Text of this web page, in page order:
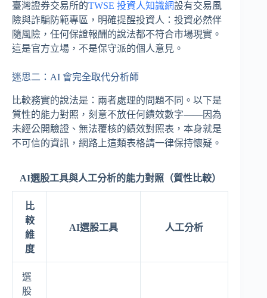
臺灣證券交易所的TWSE 投資人知識網設有交易風
險與詐騙防範專區，明確提醒投資人：投資必然伴
隨風險，任何保證報酬的說法都不符合市場現實。
這是官方立場，不是保守派的個人意見。
迷思二：AI 會完全取代分析師
比較務實的說法是：兩者處理的問題不同。以下是
質性的能力對照，刻意不放任何績效數字——因為
未經公開驗證、無法覆核的績效對照表，本身就是
不可信的資訊，網路上這類表格請一律保持懷疑。
AI選股工具與人工分析的能力對照（質性比較）
比
較
維
度
AI選股工具 人工分析
選
股